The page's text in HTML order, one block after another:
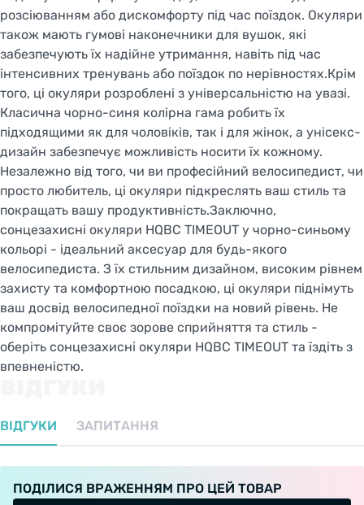
розсіюванням або дискомфорту під час поїздок. Окуляри
також мають гумові наконечники для вушок, які
забезпечують їх надійне утримання, навіть під час
інтенсивних тренувань або поїздок по нерівностях.Крім
того, ці окуляри розроблені з універсальністю на увазі.
Класична чорно-синя колірна гама робить їх
підходящими як для чоловіків, так і для жінок, а унісекс-
дизайн забезпечує можливість носити їх кожному.
Незалежно від того, чи ви професійний велосипедист, чи
просто любитель, ці окуляри підкреслять ваш стиль та
покращать вашу продуктивність.Заключно,
сонцезахисні окуляри HQBC TIMEOUT у чорно-синьому
кольорі - ідеальний аксесуар для будь-якого
велосипедиста. З їх стильним дизайном, високим рівнем
захисту та комфортною посадкою, ці окуляри піднімуть
ваш досвід велосипедної поїздки на новий рівень. Не
компромітуйте своє зорове сприйняття та стиль -
оберіть сонцезахисні окуляри HQBC TIMEOUT та їздіть з
впевненістю.
ВІДГУКИ ЗАПИТАННЯ
ПОДІЛИСЯ ВРАЖЕННЯМ ПРО ЦЕЙ ТОВАР